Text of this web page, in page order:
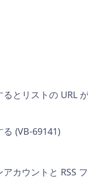
とリストの URL
(VB-69141)
カウントと RSS